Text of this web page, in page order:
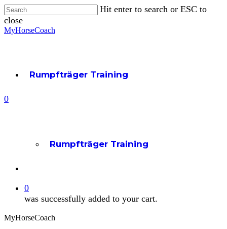
Skip
to
main
content
Hit enter to search or ESC to
close
Close
MyHorseCoach
Rumpfträger Training
account
0
Rumpfträger Training
0
was successfully added to your cart.
MyHorseCoach